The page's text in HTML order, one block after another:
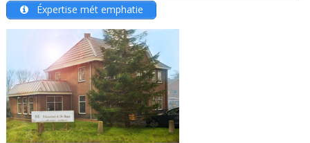
Éxpertise mét emphatie